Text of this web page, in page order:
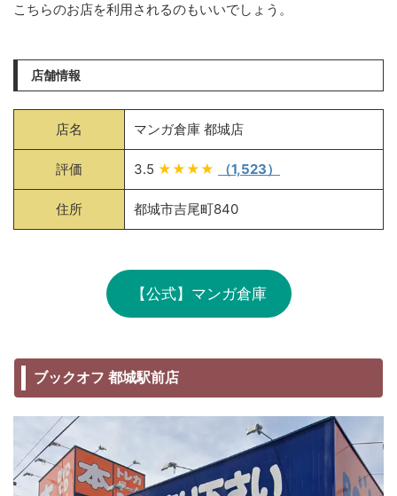
こちらのお店を利用されるのもいいでしょう。
店舗情報
店名 マンガ倉庫 都城店
評価 3.5 ★★★★ （1,523）
住所 都城市吉尾町840
【公式】マンガ倉庫
ブックオフ 都城駅前店